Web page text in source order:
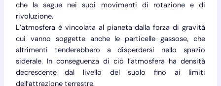
che la segue nei suoi movimenti di rotazione e di
rivoluzione.
L’atmosfera è vincolata al pianeta dalla forza di gravità
cui vanno soggette anche le particelle gassose, che
altrimenti tenderebbero a disperdersi nello spazio
siderale. In conseguenza di ciò l’atmosfera ha densità
decrescente dal livello del suolo fino ai limiti
dell’attrazione terrestre.